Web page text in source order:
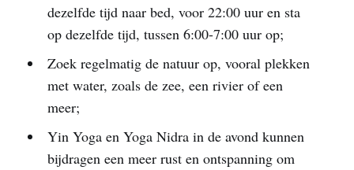
dezelfde tijd naar bed, voor 22:00 uur en sta
op dezelfde tijd, tussen 6:00-7:00 uur op;
Zoek regelmatig de natuur op, vooral plekken
met water, zoals de zee, een rivier of een
meer;
Yin Yoga en Yoga Nidra in de avond kunnen
bijdragen een meer rust en ontspanning om